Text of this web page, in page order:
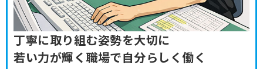
丁寧に取り組む姿勢を大切に
若い力が輝く職場で自分らしく働く